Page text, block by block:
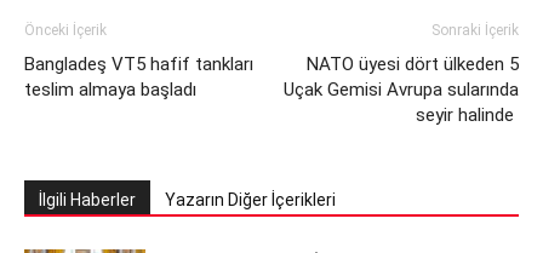
Önceki İçerik
Bangladeş VT5 hafif tankları
teslim almaya başladı
Sonraki İçerik
NATO üyesi dört ülkeden 5
Uçak Gemisi Avrupa sularında
seyir halinde
İlgili Haberler Yazarın Diğer İçerikleri